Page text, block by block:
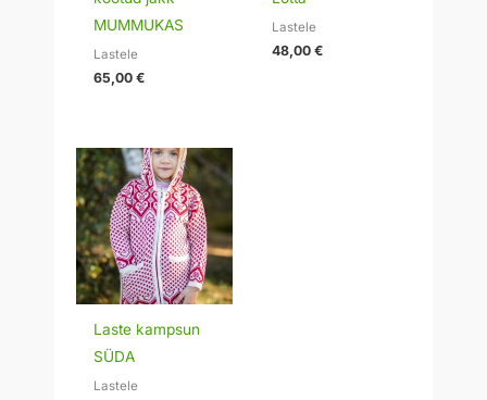
MUMMUKAS
Lastele
65,00€
Lastele
48,00€
Laste kampsun
SÜDA
Lastele